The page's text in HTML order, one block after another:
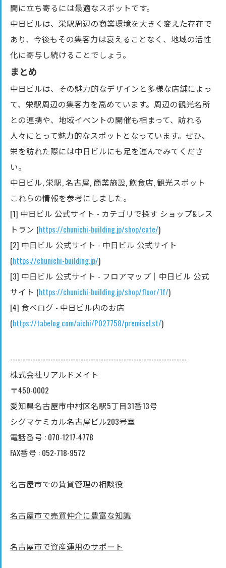
間に立ち寄るには最適なスポットです。
中日ビルは、栄駅周辺の商業環境を大きく変えた存在で
あり、今後もその集客力は衰えることなく、地域の活性
化に寄与し続けることでしょう。
まとめ
中日ビルは、その魅力的なデザインと多様な店舗によっ
て、栄駅周辺の集客力を高めています。周辺の観光名所
との連携や、地域イベントの開催も相まって、訪れる
人々にとって魅力的なスポットとなっています。ぜひ、
栄を訪れた際には中日ビルにも足を運んでみてくださ
い。
中日ビル, 栄駅, 名古屋, 商業施設, 飲食店, 観光スポット
これらの情報を参考にしました。
[1] 中日ビル 公式サイト - カテゴリで探す ショップ&レス
トラン (https://chunichi-building.jp/shop/cate/)
[2] 中日ビル 公式サイト - 中日ビル 公式サイト
(https://chunichi-building.jp/)
[3] 中日ビル 公式サイト - フロアマップ｜中日ビル 公式
サイト (https://chunichi-building.jp/shop/floor/1f/)
[4] 食べログ - 中日ビル内のお店
(https://tabelog.com/aichi/P027758/premiseLst/)
----------------------------------------------------------------------
株式会社リアルドメイト
〒450-0002
愛知県名古屋市中村区名駅5丁目31番13号
シグマケミカル名古屋ビル203号室
電話番号 : 070-1217-4778
FAX番号 : 052-718-9572
名古屋市での賃貸管理の相談役
名古屋市で売買仲介に豊富な知識
名古屋市で資産運用のサポート